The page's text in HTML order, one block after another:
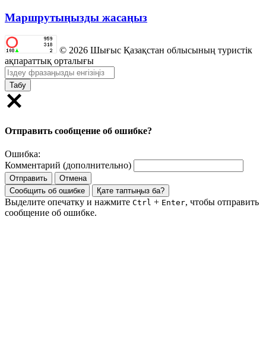
Маршрутыңызды жасаңыз
© 2026 Шығыс Қазақстан облысының туристік
ақпараттық орталығы
Табу
Отправить сообщение об ошибке?
Ошибка:
Комментарий (дополнительно)
Отправить
Отмена
Сообщить об ошибке
Қате таптыңыз ба?
Выделите опечатку и нажмите Ctrl + Enter, чтобы отправить
сообщение об ошибке.